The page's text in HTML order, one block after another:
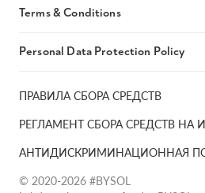
ПРАВИЛА СБОРА СРЕДСТВ
РЕГЛАМЕНТ СБОРА СРЕДСТВ
АНТИДИСКРИМИНАЦИОННАЯ
© 2020-2026 #BYSOL
Terms & Conditions
Personal Data Protection Policy